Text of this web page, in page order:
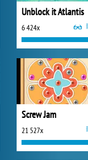
Unblock it Atlantis
6 424x
Screw Jam
21 527x